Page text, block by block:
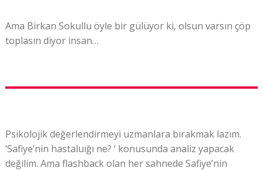
Ama Birkan Sokullu öyle bir gülüyor ki, olsun varsın çöp
toplasın diyor insan…
Psikolojik değerlendirmeyi uzmanlara bırakmak lazım.
‘Safiye’nin hastaluığı ne? ‘ konusunda analiz yapacak
değilim. Ama flashback olan her sahnede Safiye’nin